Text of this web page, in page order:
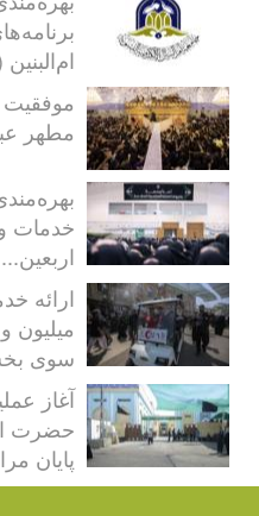
مطهر
خدمات
اربعین...
سوی
آغاز
حضرت
پایان